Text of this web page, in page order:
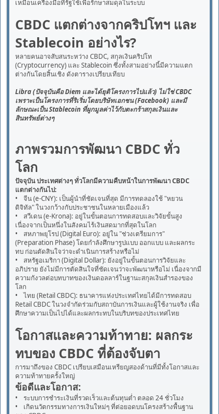
เหมือนเครื่องมือที่รัฐใช้เพื่อรักษาสมดุลในระบบ
CBDC แตกต่างจากคริปโทฯ และ
Stablecoin อย่างไร?
หลายคนอาจสับสนระหว่าง CBDC, สกุลเงินคริปโท
(Cryptocurrency) และ Stablecoin ซึ่งทั้งสามอย่างนี้มีความแตก
ต่างกันโดยสิ้นเชิง ดังตารางเปรียบเทียบ
Libra (ปัจจุบันคือ Diem และได้ยุติโครงการไปแล้ว) ไม่ใช่ CBDC
เพราะเป็นโครงการที่ริเริ่มโดยบริษัทเอกชน (Facebook) และมี
ลักษณะเป็น Stablecoin ที่ผูกมูลค่าไว้กับตะกร้าสกุลเงินและ
สินทรัพย์ต่างๆ
ภาพรวมการพัฒนา CBDC ทั่ว
โลก
ปัจจุบัน ประเทศต่างๆ ทั่วโลกมีความคืบหน้าในการพัฒนา CBDC
แตกต่างกันไป:
• จีน (e-CNY): เป็นผู้นำที่ชัดเจนที่สุด มีการทดลองใช้ "หยวน
ดิจิทัล" ในวงกว้างกับประชาชนในหลายเมืองแล้ว
• สวีเดน (e-Krona): อยู่ในขั้นตอนการทดสอบและวิจัยขั้นสูง
เนื่องจากเป็นหนึ่งในสังคมไร้เงินสดมากที่สุดในโลก
• สหภาพยุโรป (Digital Euro): อยู่ใน "ช่วงเตรียมการ"
(Preparation Phase) โดยกำลังศึกษารูปแบบ ออกแบบ และผลกระ
ทบ ก่อนตัดสินใจว่าจะดำเนินการสร้างหรือไม่
• สหรัฐอเมริกา (Digital Dollar): ยังอยู่ในขั้นตอนการวิจัยและ
อภิปราย ยังไม่มีการตัดสินใจที่ชัดเจนว่าจะพัฒนาหรือไม่ เนื่องจากมี
ความกังวลต่อบทบาทของเงินดอลลาร์ในฐานะสกุลเงินสำรองของ
โลก
• ไทย (Retail CBDC): ธนาคารแห่งประเทศไทยได้มีการทดสอบ
Retail CBDC ในวงจำกัดร่วมกับสถาบันการเงินและผู้ใช้งานจริง เพื่อ
ศึกษาความเป็นไปได้และผลกระทบในบริบทของประเทศไทย
โอกาสและความท้าทาย: ผลกระ
ทบของ CBDC ที่ต้องจับตา
การมาถึงของ CBDC เปรียบเสมือนเหรียญสองด้านที่มีทั้งโอกาสและ
ความท้าทายครั้งใหญ่
ข้อดีและโอกาส:
• ระบบการชำระเงินที่รวดเร็วและต้นทุนต่ำ ตลอด 24 ชั่วโมง
• เกิดนวัตกรรมทางการเงินใหม่ๆ ที่ต่อยอดบนโครงสร้างพื้นฐาน